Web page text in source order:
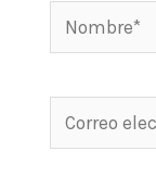
Nombre*
Correo
electrónico*